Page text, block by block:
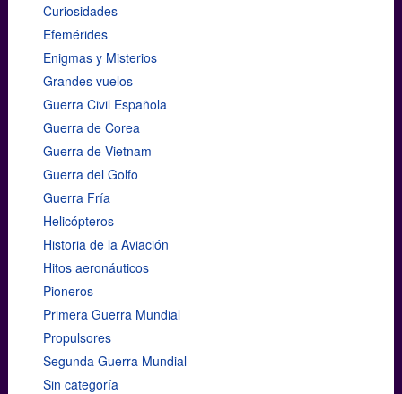
Curiosidades
Efemérides
Enigmas y Misterios
Grandes vuelos
Guerra Civil Española
Guerra de Corea
Guerra de Vietnam
Guerra del Golfo
Guerra Fría
Helicópteros
Historia de la Aviación
Hitos aeronáuticos
Pioneros
Primera Guerra Mundial
Propulsores
Segunda Guerra Mundial
Sin categoría